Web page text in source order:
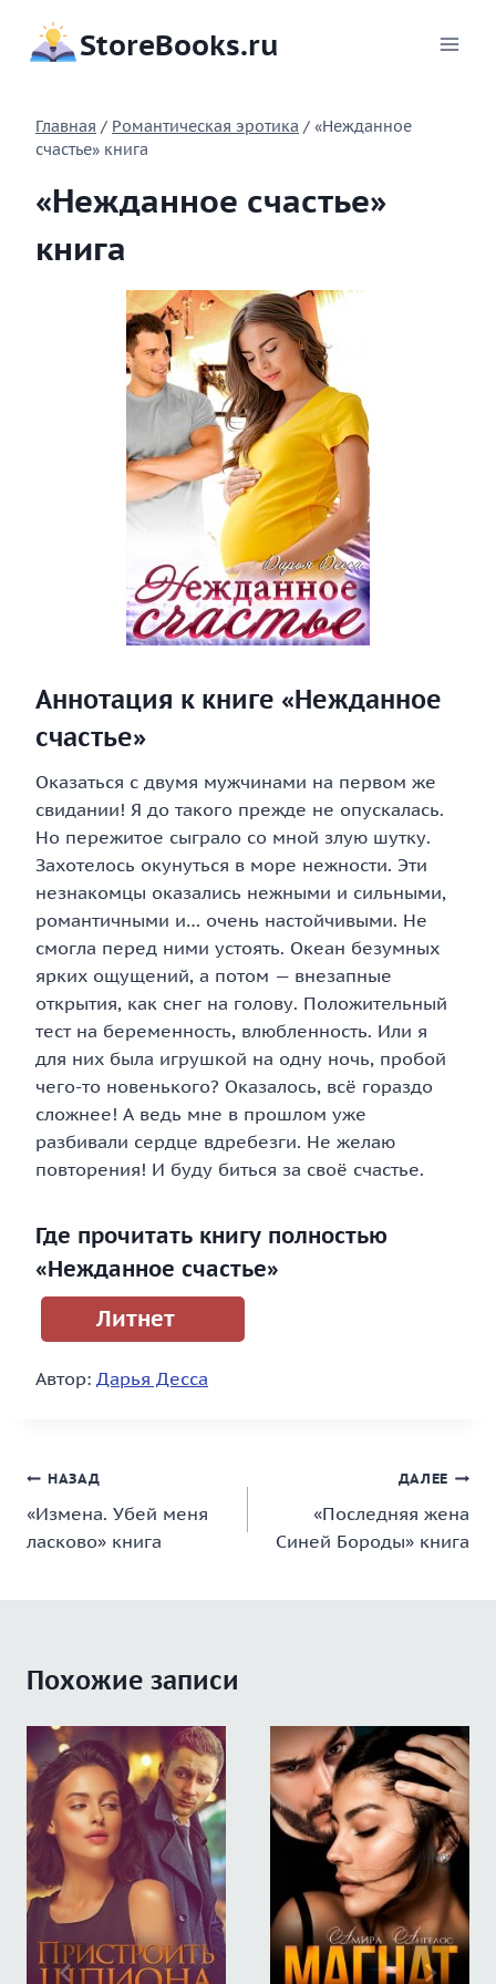
содержимому
StoreBooks.ru
Главная / Романтическая эротика / «Нежданное
счастье» книга
«Нежданное счастье»
книга
Аннотация к книге «Нежданное
счастье»
Оказаться с двумя мужчинами на первом же
свидании! Я до такого прежде не опускалась.
Но пережитое сыграло со мной злую шутку.
Захотелось окунуться в море нежности. Эти
незнакомцы оказались нежными и сильными,
романтичными и… очень настойчивыми. Не
смогла перед ними устоять. Океан безумных
ярких ощущений, а потом — внезапные
открытия, как снег на голову. Положительный
тест на беременность, влюбленность. Или я
для них была игрушкой на одну ночь, пробой
чего-то новенького? Оказалось, всё гораздо
сложнее! А ведь мне в прошлом уже
разбивали сердце вдребезги. Не желаю
повторения! И буду биться за своё счастье.
Где прочитать книгу полностью
«Нежданное счастье»
Литнет
Автор: Дарья Десса
Навигация
по
записям
НАЗАД
«Измена. Убей меня
ласково» книга
ДАЛЕЕ
«Последняя жена
Синей Бороды» книга
Похожие записи